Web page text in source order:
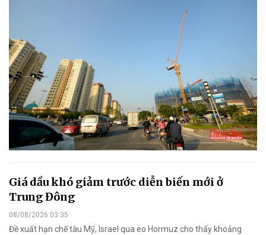
Giá dầu khó giảm trước diễn biến mới ở
Trung Đông
08/08/2026 03:35
Đề xuất hạn chế tàu Mỹ, Israel qua eo Hormuz cho thấy khoảng